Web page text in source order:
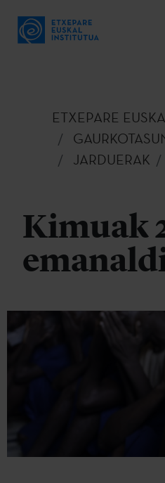
ETXEPARE
JARDUERAK
Kimuak